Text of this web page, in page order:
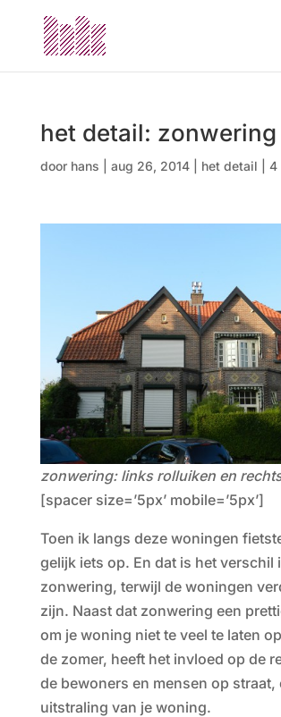
het detail: zonwering
door hans aug 26, 2014| het detail 4
zonwering: links rolluiken en
[spacer size=’5px’ mobile=’5px’]
Toen ik langs deze woningen
gelijk iets op. En dat is het verschil
zonwering, terwijl de woningen
zijn. Naast dat zonwering een
om je woning niet te veel te laten
de zomer, heeft het invloed op de
de bewoners en mensen op straat,
uitstraling van je woning.